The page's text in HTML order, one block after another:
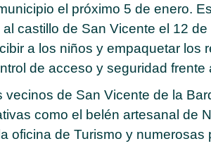
el próximo 5 de enero.
castillo de San Vicente el 12
a los niños y empaquetar los
de acceso y seguridad frente
vecinos de San Vicente de la
como el belén artesanal de
oficina de Turismo y numerosas